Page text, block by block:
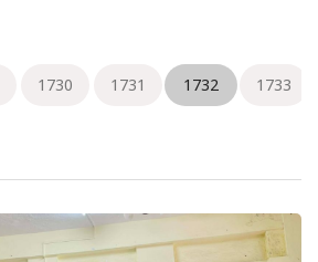
1730 1731 1732 1733